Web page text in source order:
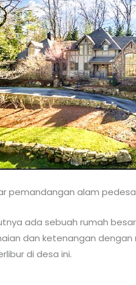
pemandangan alam
ada sebuah rumah
dan ketenangan
di desa ini.